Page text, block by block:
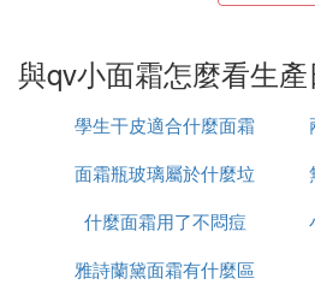
解決方法：
生產日期通常標注在化妝品瓶
1、不論是保養品或是彩妝品
它的批號有四碼,只有前二碼與
代表生產年份，第二位是月份
010年11月，44xx就是 2010
與qv小面霜怎麼看生
學生干皮適合什麼面霜
面霜瓶玻璃屬於什麼垃
圾
什麼面霜用了不悶痘
雅詩蘭黛面霜有什麼區